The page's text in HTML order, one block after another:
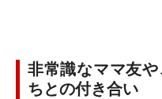
非常識なママ友
ちとの付き合い